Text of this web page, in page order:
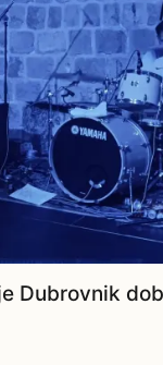
Dubrovnik